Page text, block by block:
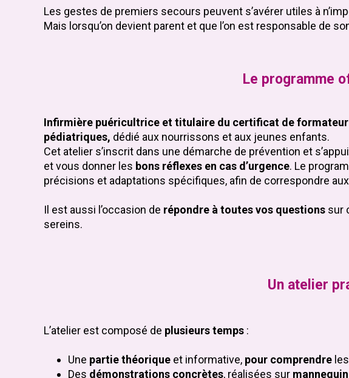
Les gestes de premiers secours peuvent s’avérer utiles à
Mais lorsqu’on devient parent et que l’on est responsable de
Le programme
Infirmière puéricultrice et titulaire du certificat de formateur
pédiatriques, dédié aux nourrissons et aux jeunes enfants.
Cet atelier s’inscrit dans une démarche de prévention et
et vous donner les bons réflexes en cas d’urgence. Le
précisions et adaptations spécifiques, afin de correspondre
Il est aussi l’occasion de répondre à toutes vos questions sur
sereins.
Un atelier
L’atelier est composé de plusieurs temps :
Une partie théorique et informative, pour comprendre
Des démonstrations concrètes, réalisées sur